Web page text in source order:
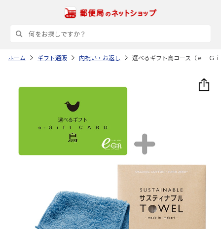
ホーム ギフト通販 内祝い・お返し 選べるギフト鳥コース（ｅ－Ｇ